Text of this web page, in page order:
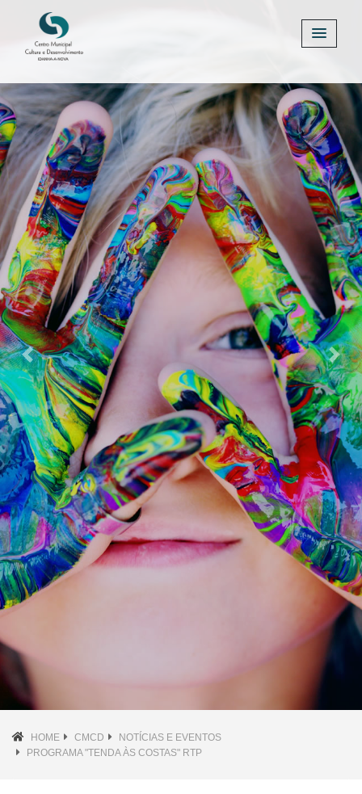
Previous Next
HOME CMCD
NOTÍCIAS E EVENTOS
PROGRAMA "TENDA ÀS COSTAS" RTP